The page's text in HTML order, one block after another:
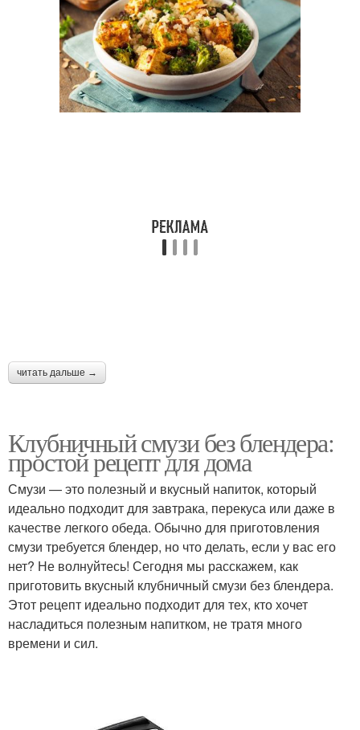
читать дальше →
Клубничный смузи без блендера:
простой рецепт для дома
Смузи — это полезный и вкусный напиток, который
идеально подходит для завтрака, перекуса или даже в
качестве легкого обеда. Обычно для приготовления
смузи требуется блендер, но что делать, если у вас его
нет? Не волнуйтесь! Сегодня мы расскажем, как
приготовить вкусный клубничный смузи без блендера.
Этот рецепт идеально подходит для тех, кто хочет
насладиться полезным напитком, не тратя много
времени и сил.